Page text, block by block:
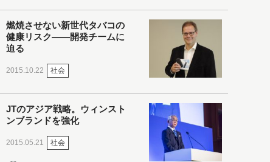
燃焼させない新世代タバコの
健康リスク――開発チームに
迫る
2015.10.22 社会
JTのアジア戦略。ウィンスト
ンブランドを強化
2015.05.21 社会